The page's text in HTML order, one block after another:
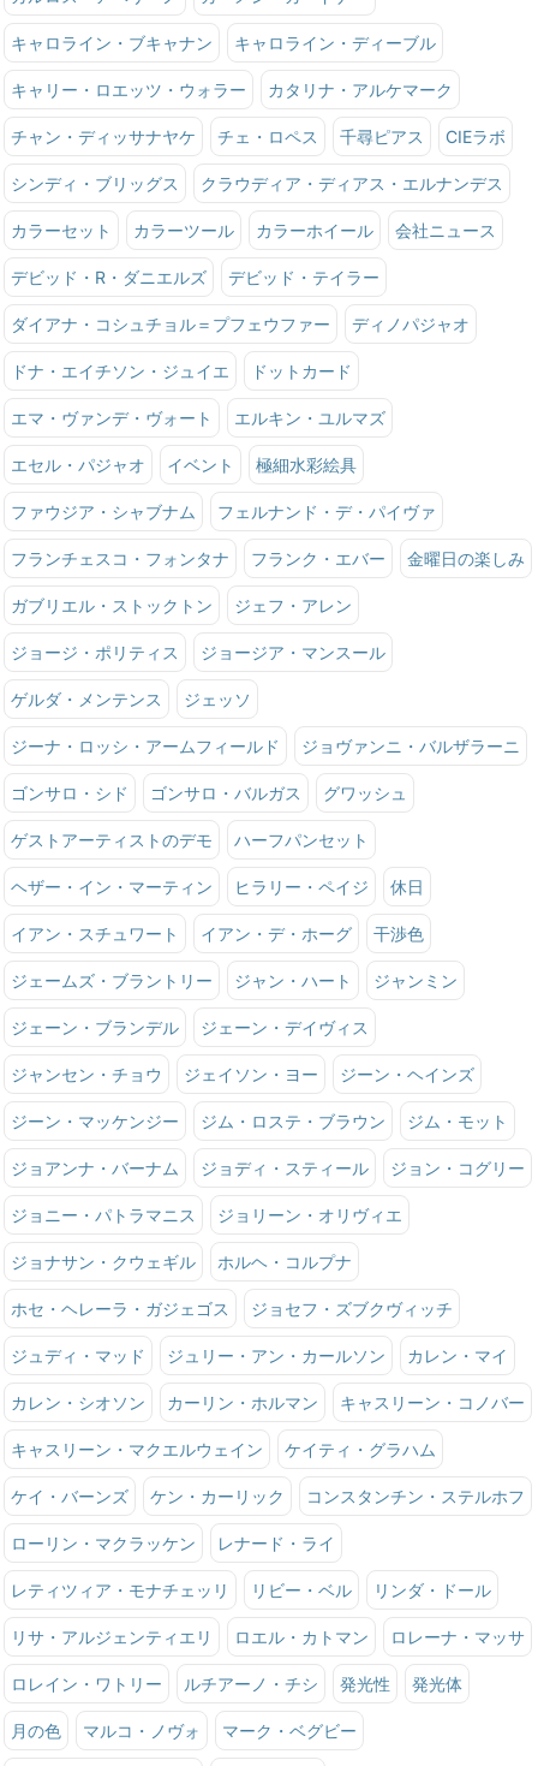
キャロライン・ブキャナン キャロライン・ディーブル
キャリー・ロエッツ・ウォラー カタリナ・アルケマーク
チャン・ディッサナヤケ チェ・ロペス 千尋ピアス CIEラボ
シンディ・ブリッグス クラウディア・ディアス・エルナンデス
カラーセット カラーツール カラーホイール 会社ニュース
デビッド・R・ダニエルズ デビッド・テイラー
ダイアナ・コシュチョル＝プフェウファー ディノパジャオ
ドナ・エイチソン・ジュイエ ドットカード
エマ・ヴァンデ・ヴォート エルキン・ユルマズ
エセル・パジャオ イベント 極細水彩絵具
ファウジア・シャブナム フェルナンド・デ・パイヴァ
フランチェスコ・フォンタナ フランク・エバー 金曜日の楽しみ
ガブリエル・ストックトン ジェフ・アレン
ジョージ・ポリティス ジョージア・マンスール
ゲルダ・メンテンス ジェッソ
ジーナ・ロッシ・アームフィールド ジョヴァンニ・バルザラーニ
ゴンサロ・シド ゴンサロ・バルガス グワッシュ
ゲストアーティストのデモ ハーフパンセット
ヘザー・イン・マーティン ヒラリー・ペイジ 休日
イアン・スチュワート イアン・デ・ホーグ 干渉色
ジェームズ・ブラントリー ジャン・ハート ジャンミン
ジェーン・ブランデル ジェーン・デイヴィス
ジャンセン・チョウ ジェイソン・ヨー ジーン・ヘインズ
ジーン・マッケンジー ジム・ロステ・ブラウン ジム・モット
ジョアンナ・バーナム ジョディ・スティール ジョン・コグリー
ジョニー・パトラマニス ジョリーン・オリヴィエ
ジョナサン・クウェギル ホルヘ・コルプナ
ホセ・ヘレーラ・ガジェゴス ジョセフ・ズブクヴィッチ
ジュディ・マッド ジュリー・アン・カールソン カレン・マイ
カレン・シオソン カーリン・ホルマン キャスリーン・コノバー
キャスリーン・マクエルウェイン ケイティ・グラハム
ケイ・バーンズ ケン・カーリック コンスタンチン・ステルホフ
ローリン・マクラッケン レナード・ライ
レティツィア・モナチェッリ リビー・ベル リンダ・ドール
リサ・アルジェンティエリ ロエル・カトマン ロレーナ・マッサ
ロレイン・ワトリー ルチアーノ・チシ 発光性 発光体
月の色 マルコ・ノヴォ マーク・ベグビー